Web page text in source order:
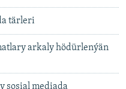
tärleri
arkaly hödürlenýän
sosial mediada